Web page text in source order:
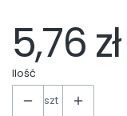
5,76 zł
Ilość
szt